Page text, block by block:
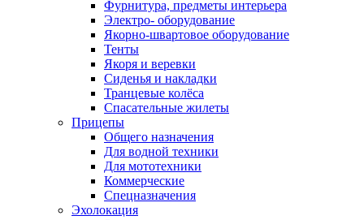
Фурнитура, предметы интерьера
Электро- оборудование
Якорно-швартовое оборудование
Тенты
Якоря и веревки
Сиденья и накладки
Транцевые колёса
Спасательные жилеты
Прицепы
Общего назначения
Для водной техники
Для мототехники
Коммерческие
Спецназначения
Эхолокация